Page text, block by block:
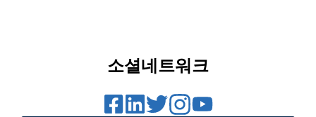
소셜네트워크